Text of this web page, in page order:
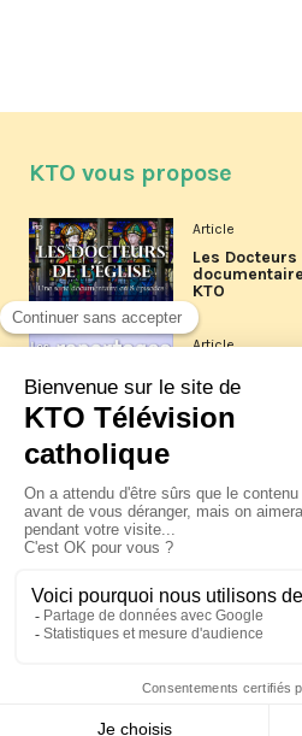
KTO vous propose
Article
Les
KTO
Article
Les
La visite
XIV à Assise
jeudi 6 août
Le pape en
Pérou du 6